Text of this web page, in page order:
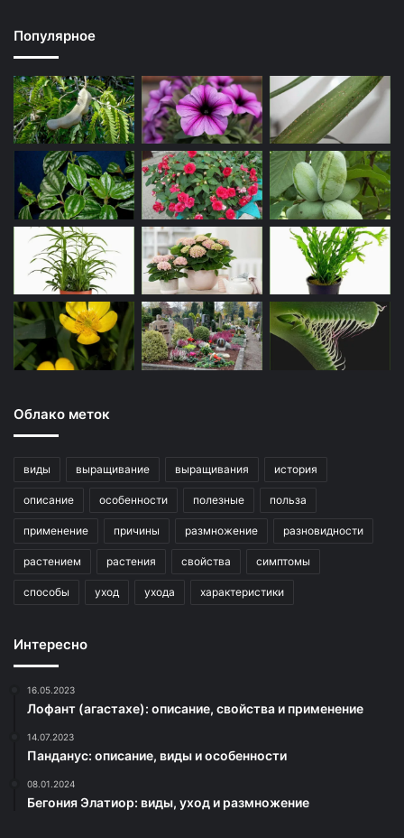
Популярное
Облако меток
виды выращивание выращивания история
описание особенности полезные польза
применение причины размножение разновидности
растением растения свойства симптомы
способы уход ухода характеристики
Интересно
16.05.2023
Лофант (агастахе): описание, свойства и применение
14.07.2023
Панданус: описание, виды и особенности
08.01.2024
Бегония Элатиор: виды, уход и размножение